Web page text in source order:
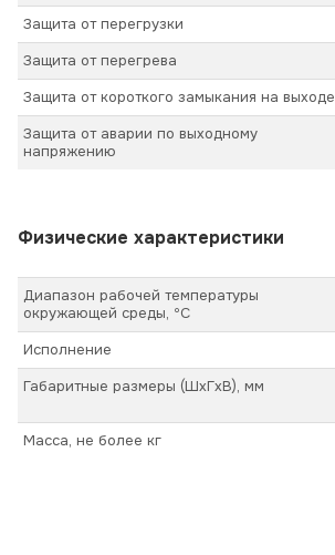
Защита от перегрузки
Защита от перегрева
Защита от короткого замыкания на выходе
Защита от аварии по выходному
напряжению
Физические характеристики
Диапазон рабочей температуры
окружающей среды, ºС
Исполнение
Габаритные размеры (ШхГхВ), мм
Масса, не более кг